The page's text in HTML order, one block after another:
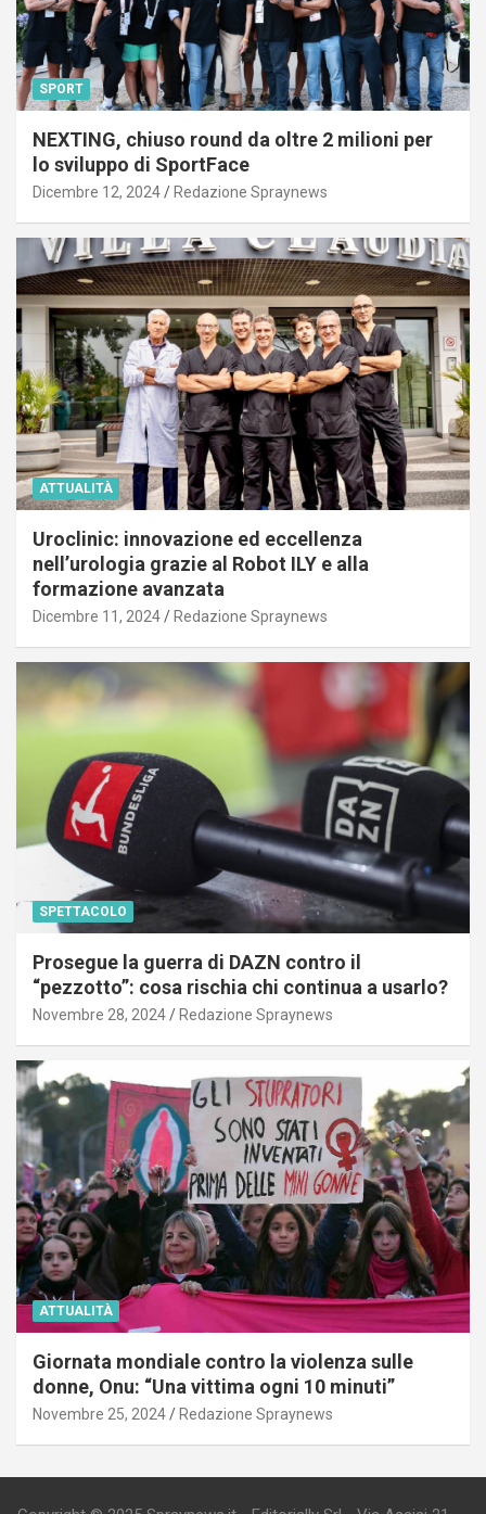
SPORT
NEXTING, chiuso round da oltre 2 milioni per
lo sviluppo di SportFace
Dicembre 12, 2024 Redazione Spraynews
ATTUALITÀ
Uroclinic: innovazione ed eccellenza
nell’urologia grazie al Robot ILY e alla
formazione avanzata
Dicembre 11, 2024 Redazione Spraynews
SPETTACOLO
Prosegue la guerra di DAZN contro il
“pezzotto”: cosa rischia chi continua a usarlo?
Novembre 28, 2024 Redazione Spraynews
ATTUALITÀ
Giornata mondiale contro la violenza sulle
donne, Onu: “Una vittima ogni 10 minuti”
Novembre 25, 2024 Redazione Spraynews